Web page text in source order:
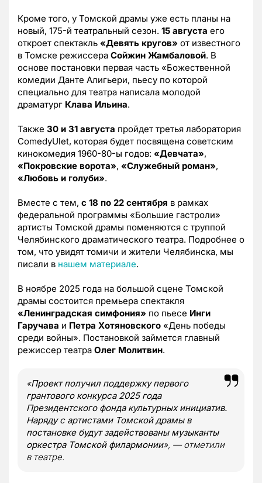
Кроме того, у Томской драмы уже есть планы на
новый, 175-й театральный сезон. 15 августа его
откроет спектакль «Девять кругов» от известного
в Томске режиссера Сойжин Жамбаловой. В
основе постановки первая часть «Божественной
комедии Данте Алигьери, пьесу по которой
специально для театра написала молодой
драматург Клава Ильина.
Также 30 и 31 августа пройдет третья лаборатория
ComedyUlet, которая будет посвящена советским
кинокомедия 1960-80-ы годов: «Девчата»,
«Покровские ворота», «Служебный роман»,
«Любовь и голуби».
Вместе с тем, с 18 по 22 сентября в рамках
федеральной программы «Большие гастроли»
артисты Томской драмы поменяются с труппой
Челябинского драматического театра. Подробнее о
том, что увидят томичи и жители Челябинска, мы
писали в нашем материале.
В ноябре 2025 года на большой сцене Томской
драмы состоится премьера спектакля
«Ленинградская симфония» по пьесе Инги
Гаручава и Петра Хотяновского «День победы
среди войны». Постановкой займется главный
режиссер театра Олег Молитвин.
«Проект получил поддержку первого
грантового конкурса 2025 года
Президентского фонда культурных инициатив.
Наряду с артистами Томской драмы в
постановке будут задействованы музыканты
оркестра Томской филармонии», — отметили
в театре.